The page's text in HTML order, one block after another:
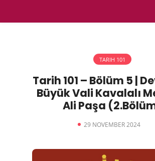
TARIH 101
Tarih 101 – Bölüm 5 |
Büyük Vali Kavalalı
Ali Paşa
29 NOVEMBER 2024